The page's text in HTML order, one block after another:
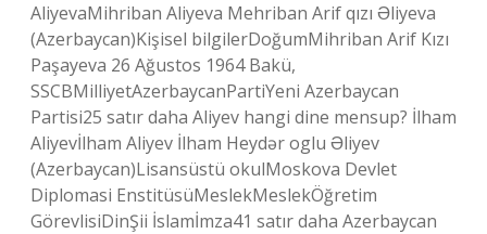
AliyevaMihriban Aliyeva Mehriban Arif qızı Əliyeva
(Azerbaycan)Kişisel bilgilerDoğumMihriban Arif Kızı
Paşayeva 26 Ağustos 1964 Bakü,
SSCBMilliyetAzerbaycanPartiYeni Azerbaycan
Partisi25 satır daha Aliyev hangi dine mensup? İlham
Aliyevİlham Aliyev İlham Heydər oglu Əliyev
(Azerbaycan)Lisansüstü okulMoskova Devlet
Diplomasi EnstitüsüMeslekMeslekÖğretim
GörevlisiDinŞii İslamİmza41 satır daha Azerbaycan